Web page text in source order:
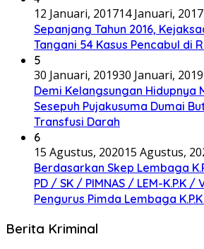
12 Januari, 201714 Januari, 2017
Sepanjang Tahun 2016,
Tangani 54 Kasus Pencabul di
5
30 Januari, 201930 Januari, 2019
Demi Kelangsungan Hidupnya
Sesepuh Pujakusuma Dumai
Transfusi Darah
6
15 Agustus, 202015 Agustus,
Berdasarkan Skep Lembaga
PD / SK / PIMNAS / LEM-K.P.K /
Pengurus Pimda Lembaga
Berita Kriminal